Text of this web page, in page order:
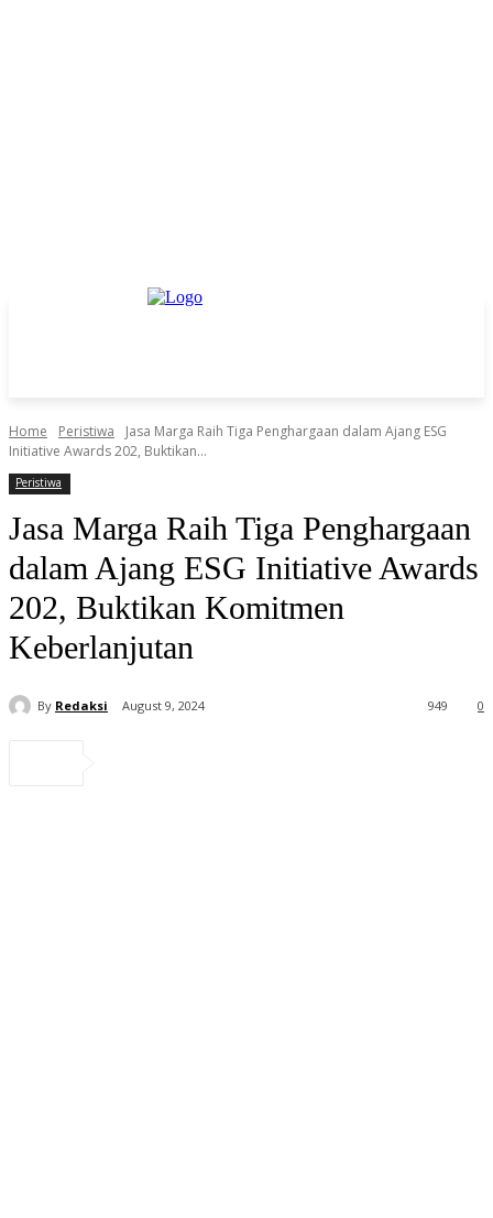
Home Peristiwa
Jasa Marga Raih Tiga Penghargaan dalam Ajang ESG
Initiative Awards 202, Buktikan...
Peristiwa
Jasa Marga Raih Tiga Penghargaan
dalam Ajang ESG Initiative Awards
202, Buktikan Komitmen
Keberlanjutan
By Redaksi August 9, 2024 0
949